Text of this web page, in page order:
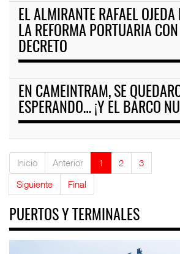
EL ALMIRANTE RAFAEL
LA REFORMA PORTUARIA
DECRETO
EN CAMEINTRAM, SE
ESPERANDO… ¡Y EL BARCO
Inicio Anterior 1 2
3
Siguiente
Final
PUERTOS Y TERMINALES